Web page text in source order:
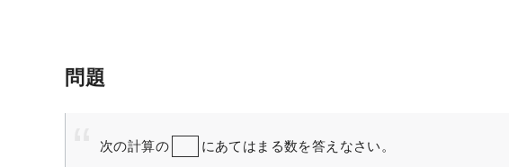
問題
次の計算の にあてはまる数を答えなさい。